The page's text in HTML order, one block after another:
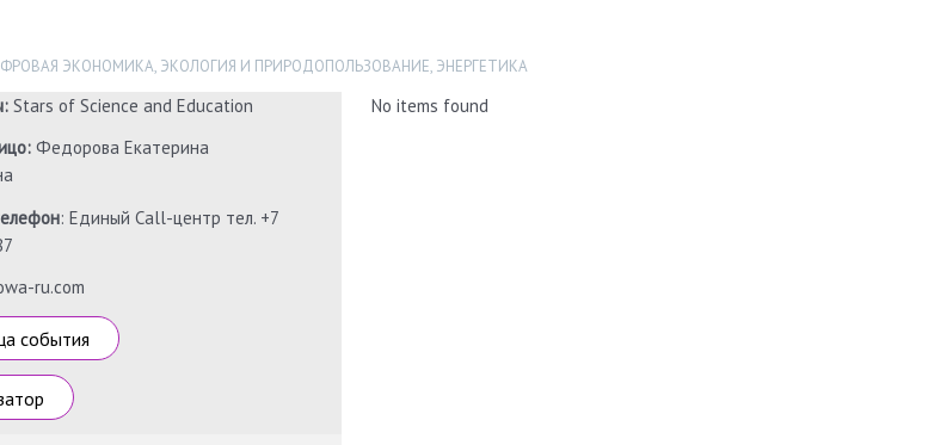
ЭКОНОМИКА, ЭКОЛОГИЯ И ПРИРОДОПОЛЬЗОВАНИЕ, ЭНЕРГЕТИКА
Stars of Science and Education
Федорова Екатерина
: Единый Call-центр тел. +7
ru.com
события
No items found